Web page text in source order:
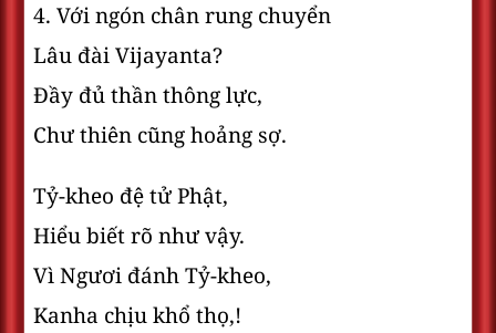
4. Với ngón chân rung chuyển
Lâu đài Vijayanta?
Ðầy đủ thần thông lực,
Chư thiên cũng hoảng sợ.
Tỷ-kheo đệ tử Phật,
Hiểu biết rõ như vậy.
Vì Ngươi đánh Tỷ-kheo,
Kanha chịu khổ thọ,!